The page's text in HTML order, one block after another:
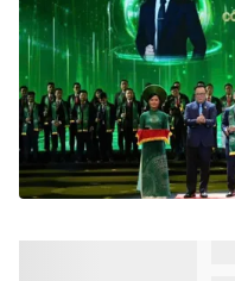
Bộ Công Thương: